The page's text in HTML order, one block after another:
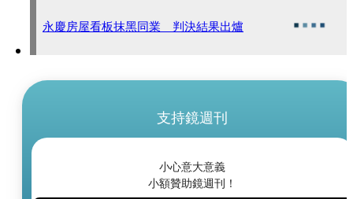
永慶房屋看板抹黑同業 判決結果出爐
支持鏡週刊
小心意大意義
小額贊助鏡週刊！